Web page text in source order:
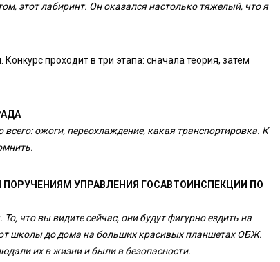
этот лабиринт. Он оказался настолько тяжелый, что я
проходит в три этапа: сначала теория, затем
ожоги, переохлаждение, какая транспортировка. К
УПРАВЛЕНИЯ ГОСАВТОИНСПЕКЦИИ ПО
что вы видите сейчас, они будут фигурно ездить на
школы до дома на больших красивых планшетах ОБЖ.
их в жизни и были в безопасности.